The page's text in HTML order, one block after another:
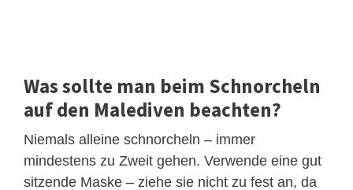
Was sollte man beim Schnorcheln
auf den Malediven beachten?
Niemals alleine schnorcheln – immer
mindestens zu Zweit gehen. Verwende eine gut
sitzende Maske – ziehe sie nicht zu fest an, da